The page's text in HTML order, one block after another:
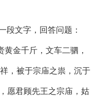
文字，回答问题：
金千斤，文车二驷，
，被于宗庙之祟，沉于
愿君顾先王之宗庙，姑